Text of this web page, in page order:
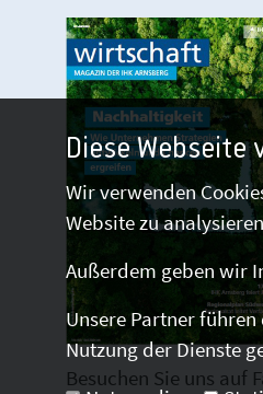
Besuchen Sie uns auf
Diese Webseite
Wir verwenden
Website zu
Außerdem geben wir
Unsere Partner
Nutzung der Dienste